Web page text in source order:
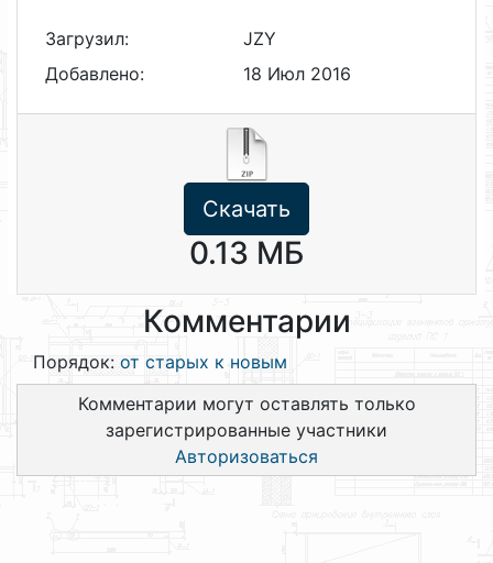
Загрузил:
JZY
Добавлено:
18 Июл 2016
Скачать
0.13 МБ
Комментарии
Порядок: от старых к новым
Комментарии могут оставлять только
зарегистрированные участники
Авторизоваться